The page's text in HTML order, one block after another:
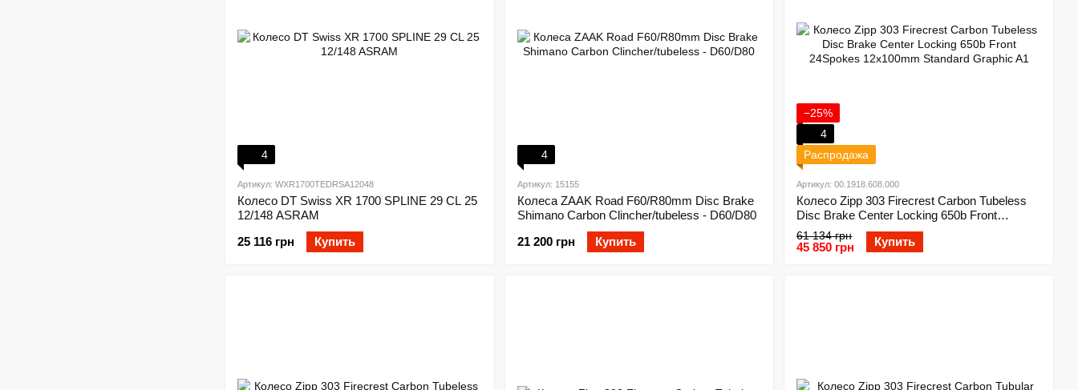
4
Артикул: WXR1700TEDRSA12048
Колесо DT Swiss XR 1700 SPLINE 29 CL 25
12/148 ASRAM
25 116 грн
Купить
4
Артикул: 15155
Колеса ZAAK Road F60/R80mm Disc Brake
Shimano Carbon Clincher/tubeless - D60/D80
21 200 грн
Купить
−25%
4
Распродажа
Артикул: 00.1918.608.000
Колесо Zipp 303 Firecrest Carbon Tubeless
Disc Brake Center Locking 650b Front
24Spokes 12x100mm Standard Graphic A1
61 134 грн
45 850 грн Купить